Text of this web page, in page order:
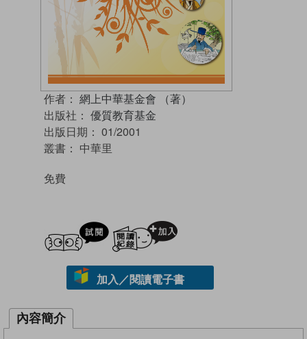
作者： 網上中華基金會 （著）
出版社： 優質教育基金
出版日期： 01/2001
叢書： 中華里
免費
試閲
加入／閱讀電子書
內容簡介